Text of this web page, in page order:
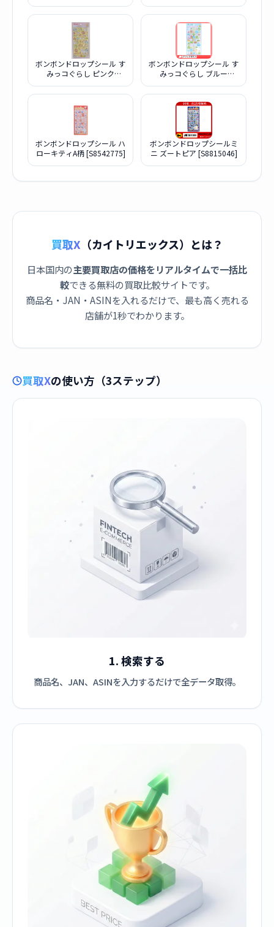
ボンボンドロップシール す
みっコぐらし ピンク
ボンボンドロップシール す
みっコぐらし ブルー
ボンボンドロップシール ハ
ローキティA柄 [S8542775]
ボンボンドロップシールミ
ニ ズートピア [S8815046]
買取X （カイトリエックス）とは？
日本国内の主要買取店の価格をリアルタイムで一括比
較できる無料の買取比較サイトです。
商品名・JAN・ASINを入れるだけで、最も高く売れる
店舗が1秒でわかります。
買取Xの使い方（3ステップ）
1. 検索する
商品名、JAN、ASINを入力するだけで全データ取得。